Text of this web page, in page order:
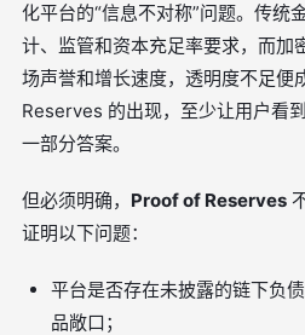
化平台的“信息不对称”问题。传统
计、监管和资本充足率要求，而加
场声誉和增长速度，透明度不足
Reserves 的出现，至少让用户看
一部分答案。
但必须明确， Proof of Reserves
证明以下问题：
平台是否存在未披露的链下负
品敞口；